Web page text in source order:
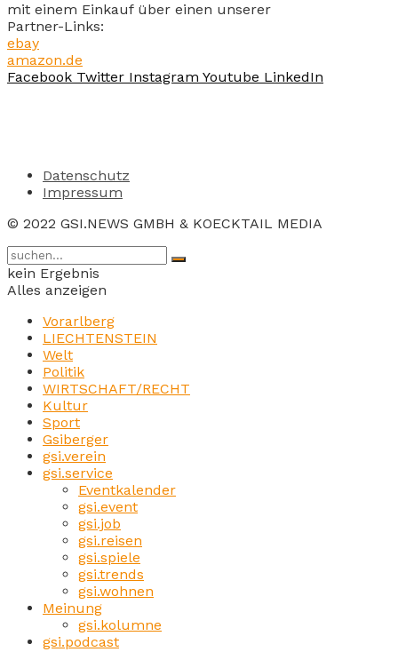
mit einem Einkauf über einen unserer
Partner-Links:
ebay
amazon.de
Facebook Twitter Instagram Youtube LinkedIn
Datenschutz
Impressum
© 2022 GSI.NEWS GMBH & KOECKTAIL MEDIA
kein Ergebnis
Alles anzeigen
Vorarlberg
LIECHTENSTEIN
Welt
Politik
WIRTSCHAFT/RECHT
Kultur
Sport
Gsiberger
gsi.verein
gsi.service
Eventkalender
gsi.event
gsi.job
gsi.reisen
gsi.spiele
gsi.trends
gsi.wohnen
Meinung
gsi.kolumne
gsi.podcast